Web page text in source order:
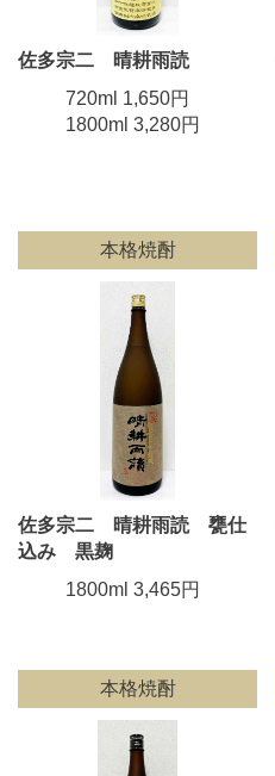
佐多宗二 晴耕雨読
720ml 1,650円
1800ml 3,280円
本格焼酎
佐多宗二 晴耕雨読 甕仕
込み 黒麹
1800ml 3,465円
本格焼酎